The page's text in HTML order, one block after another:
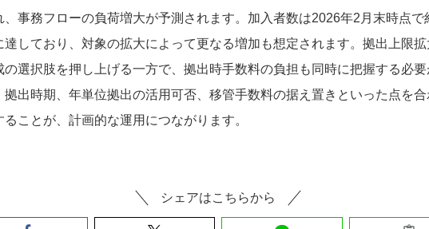
、事務フローの負荷増大が予測されます。加入者数は2026年2月末時点で
達しており、対象の拡大によって更なる増加も想定されます。拠出上限拡
の選択肢を押し上げる一方で、拠出時手数料の負担も同時に把握する必要
拠出時期、年単位拠出の活用可否、移管手数料の据え置きといった点を合
ることが、計画的な運用につながります。
シェアはこちらから